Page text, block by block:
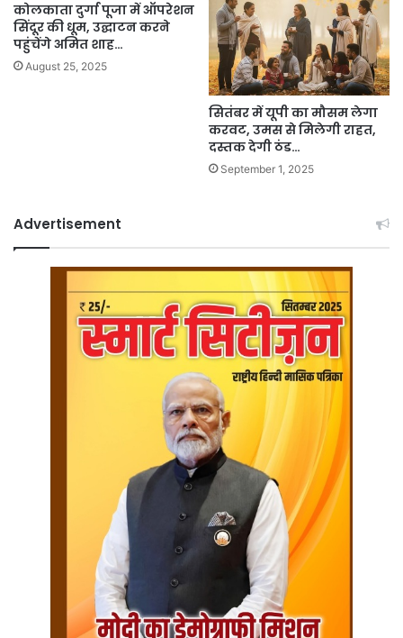
कोलकाता दुर्गा पूजा में ऑपरेशन
सिंदूर की धूम, उद्घाटन करने
पहुंचेंगे अमित शाह…
August 25, 2025
सितंबर में यूपी का मौसम लेगा
करवट, उमस से मिलेगी राहत,
दस्तक देगी ठंड…
September 1, 2025
Advertisement